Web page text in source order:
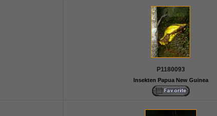
P1180093
Insekten Papua New Guinea